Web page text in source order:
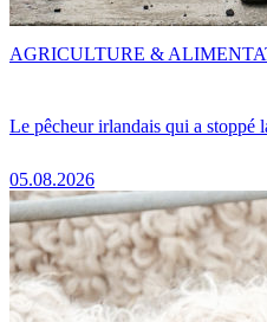
Le pêcheur irlandais qui a stoppé
05.08.2026
AGRICULTURE &